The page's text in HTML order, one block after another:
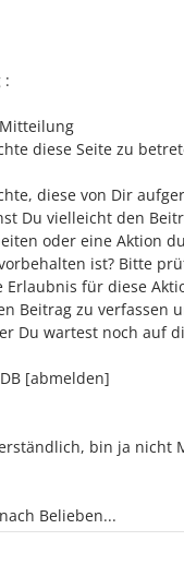
:
diese Seite zu
diese von Dir
Du vielleicht den
oder eine Aktion
ist? Bitte
Erlaubnis für diese
Beitrag zu verfassen
Du wartest noch auf
[abmelden]
bin ja nicht
Belieben...